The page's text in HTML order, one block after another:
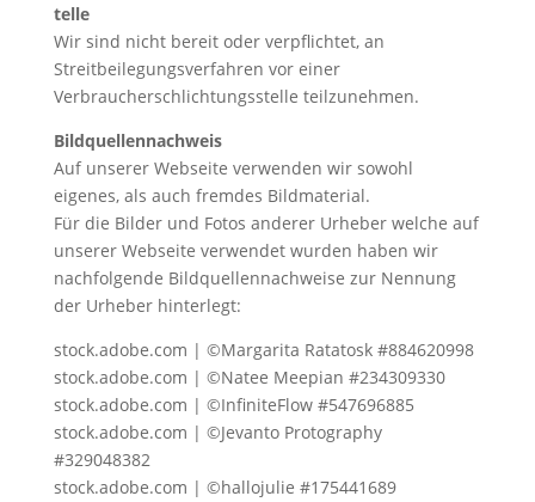
telle
Wir sind nicht bereit oder verpflichtet, an
Streitbeilegungsverfahren vor einer
Verbraucherschlichtungsstelle teilzunehmen.
Bildquellennachweis
Auf unserer Webseite verwenden wir sowohl
eigenes, als auch fremdes Bildmaterial.
Für die Bilder und Fotos anderer Urheber welche auf
unserer Webseite verwendet wurden haben wir
nachfolgende Bildquellennachweise zur Nennung
der Urheber hinterlegt:
stock.adobe.com | ©Margarita Ratatosk #884620998
stock.adobe.com | ©Natee Meepian #234309330
stock.adobe.com | ©InfiniteFlow #547696885
stock.adobe.com | ©Jevanto Protography
#329048382
stock.adobe.com | ©hallojulie #175441689